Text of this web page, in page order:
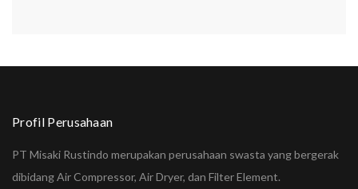
Profil Perusahaan
PT Misaki Rustindo merupakan perusahaan swasta yang bergerak
dibidang Air Compressor, Air Dryer, dan Filter Element.